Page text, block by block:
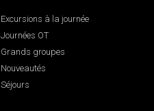
Excursions à la journée
Journées OT
Grands groupes
Nouveautés
Séjours